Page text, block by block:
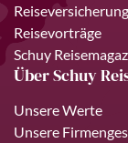
Reiseversicherung
Reisevorträge
Schuy
Über Schuy
Unsere Werte
Unsere